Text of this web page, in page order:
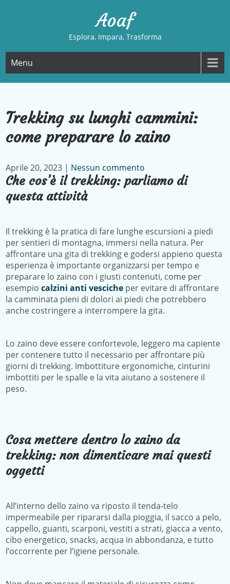
Aoaf
Esplora, Impara, Trasforma
Menu
Trekking su lunghi cammini:
come preparare lo zaino
Aprile 20, 2023 | Nessun commento
Che cos’è il trekking: parliamo di
questa attività
Il trekking è la pratica di fare lunghe escursioni a piedi
per sentieri di montagna, immersi nella natura. Per
affrontare una gita di trekking e godersi appieno questa
esperienza è importante organizzarsi per tempo e
preparare lo zaino con i giusti contenuti, come per
esempiocalzini anti vesciche per evitare di affrontare
la camminata pieni di dolori ai piedi che potrebbero
anche costringere a interrompere la gita.
Lo zaino deve essere confortevole, leggero ma capiente
per contenere tutto il necessario per affrontare più
giorni di trekking. Imbottiture ergonomiche, cinturini
imbottiti per le spalle e la vita aiutano a sostenere il
peso.
Cosa mettere dentro lo zaino da
trekking: non dimenticare mai questi
oggetti
All’interno dello zaino va riposto il tenda-telo
impermeabile per ripararsi dalla pioggia, il sacco a pelo,
cappello, guanti, scarponi, vestiti a strati, giacca a vento,
cibo energetico, snacks, acqua in abbondanza, e tutto
l’occorrente per l’igiene personale.